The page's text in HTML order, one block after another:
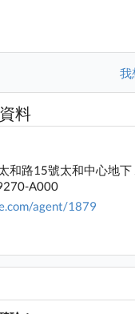
我
料
和路15號太和中心地下
A000
agent/1879